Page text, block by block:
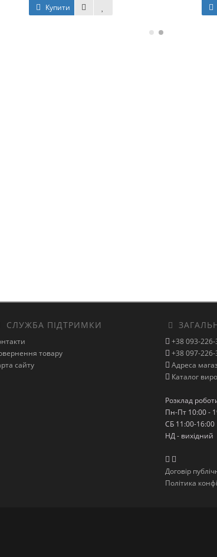
Купити
СЛУЖБА ПІДТРИМКИ
товару
сайту
+38 093-
+38 097-
Адреса
Каталог
Розклад
Пн-Пт 10:00 -
СБ 11:00-16:00
НД - вихідний
Договір
Політика